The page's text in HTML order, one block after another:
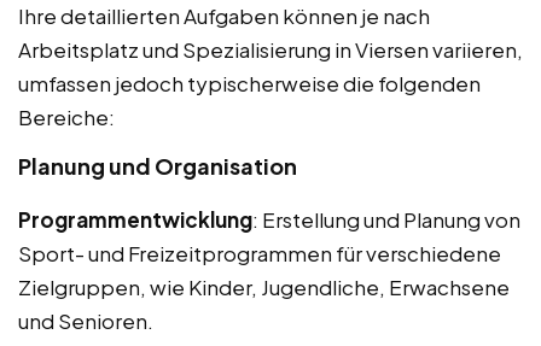
Ihre detaillierten Aufgaben können je nach
Arbeitsplatz und Spezialisierung in Viersen variieren,
umfassen jedoch typischerweise die folgenden
Bereiche:
Planung und Organisation
Programmentwicklung: Erstellung und Planung von
Sport- und Freizeitprogrammen für verschiedene
Zielgruppen, wie Kinder, Jugendliche, Erwachsene
und Senioren.